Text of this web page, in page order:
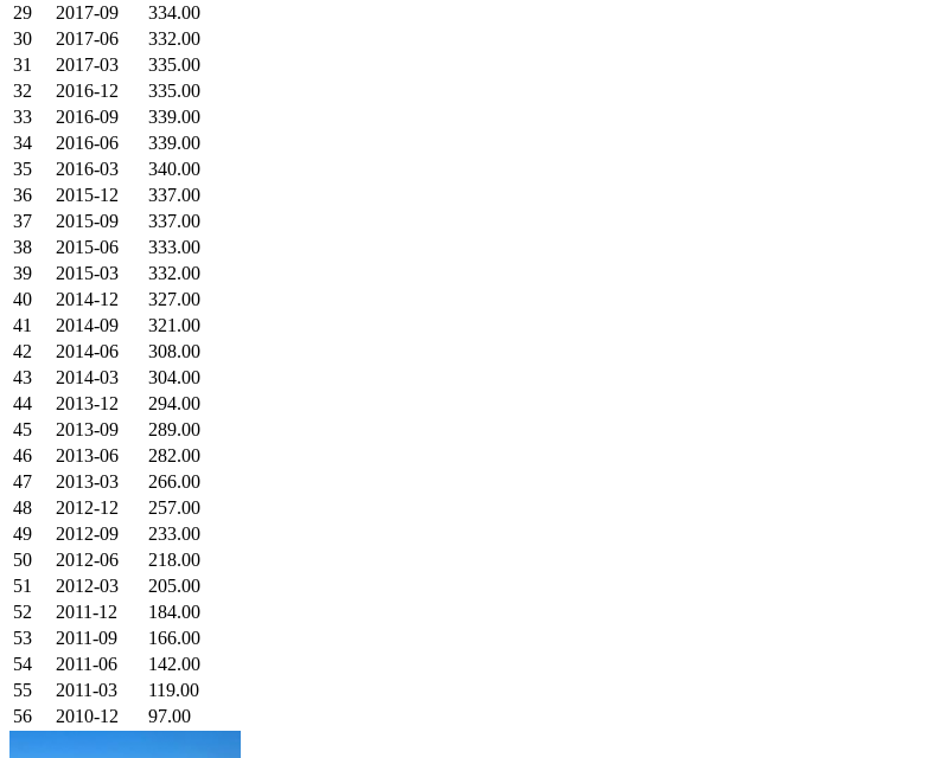
29
2017-09
334.00
30
2017-06
332.00
31
2017-03
335.00
32
2016-12
335.00
33
2016-09
339.00
34
2016-06
339.00
35
2016-03
340.00
36
2015-12
337.00
37
2015-09
337.00
38
2015-06
333.00
39
2015-03
332.00
40
2014-12
327.00
41
2014-09
321.00
42
2014-06
308.00
43
2014-03
304.00
44
2013-12
294.00
45
2013-09
289.00
46
2013-06
282.00
47
2013-03
266.00
48
2012-12
257.00
49
2012-09
233.00
50
2012-06
218.00
51
2012-03
205.00
52
2011-12
184.00
53
2011-09
166.00
54
2011-06
142.00
55
2011-03
119.00
56
2010-12 97.00